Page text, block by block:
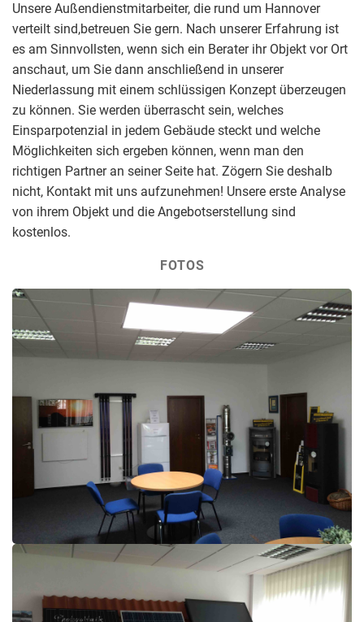
Unsere Außendienstmitarbeiter, die rund um Hannover
verteilt sind,betreuen Sie gern. Nach unserer Erfahrung ist
es am Sinnvollsten, wenn sich ein Berater ihr Objekt vor Ort
anschaut, um Sie dann anschließend in unserer
Niederlassung mit einem schlüssigen Konzept überzeugen
zu können. Sie werden überrascht sein, welches
Einsparpotenzial in jedem Gebäude steckt und welche
Möglichkeiten sich ergeben können, wenn man den
richtigen Partner an seiner Seite hat. Zögern Sie deshalb
nicht, Kontakt mit uns aufzunehmen! Unsere erste Analyse
von ihrem Objekt und die Angebotserstellung sind
kostenlos.
FOTOS